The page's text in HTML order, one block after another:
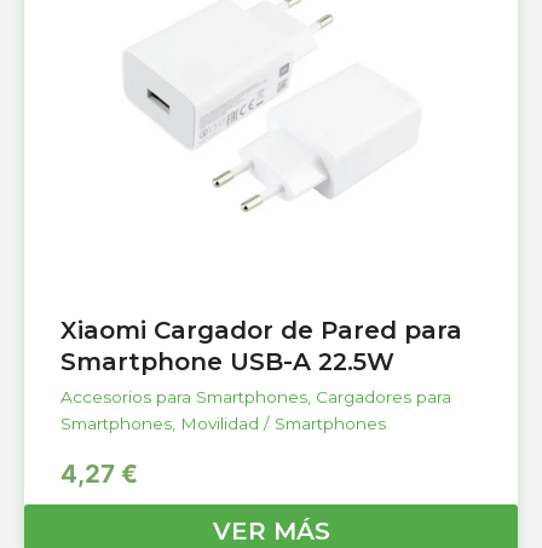
Xiaomi Cargador de Pared para
Smartphone USB-A 22.5W
Accesorios para Smartphones Cargadores para
Smartphones Movilidad / Smartphones
4,27 €
VER MÁS